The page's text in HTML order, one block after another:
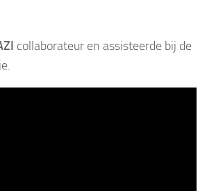
collaborateur en assisteerde bij de